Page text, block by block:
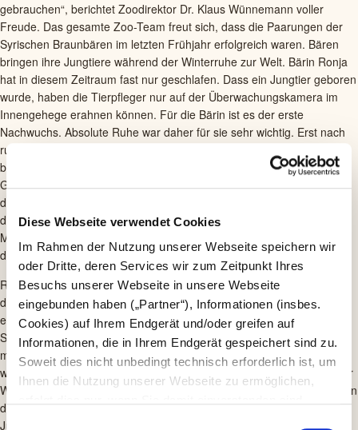
Diese Webseite verwendet Cookies
Im Rahmen der Nutzung unserer Webseite speichern wir
oder Dritte, deren Services wir zum Zeitpunkt Ihres
Besuchs unserer Webseite in unsere Webseite
eingebunden haben („Partner“), Informationen (insbes.
Cookies) auf Ihrem Endgerät und/oder greifen auf
Informationen, die in Ihrem Endgerät gespeichert sind zu.
Soweit dies nicht unbedingt technisch erforderlich ist, um
Ihnen die Nutzung unserer Webseite zu ermöglichen,
gebrauchen“, berichtet Zoodirektor Dr. Klaus Wünnemann voller
Freude. Das gesamte Zoo-Team freut sich, dass die Paarungen der
Syrischen Braunbären im letzten Frühjahr erfolgreich waren. Bären
bringen ihre Jungtiere während der Winterruhe zur Welt. Bärin Ronja
hat in diesem Zeitraum fast nur geschlafen. Dass ein Jungtier geboren
wurde, haben die Tierpfleger nur auf der Überwachungskamera im
Innengehege erahnen können. Für die Bärin ist es der erste
Nachwuchs. Absolute Ruhe war daher für sie sehr wichtig. Erst nach
rund drei Monaten, als Ronja kurz vor Ostern wieder aktiver wurde,
begannen die Tierpfleger, sich den beiden behutsam zu nähern.
Gestern konnte die erste tierärztliche Untersuchung des Jungtieres
durchgeführt werden. Neben der Geschlechtsbestimmung überprüfte
die Zoo-Tierärztin das Gewicht und die junge Bärin erhielt einen
Mikrochip mit ihrer persönlichen Identifikationsnummer. Das Ergebnis
der Untersuchung lautet: Die junge Bärin ist kerngesund!
Revierleiterin im Raubtierrevier, Bianca Weißbarth erklärt: „Wir hoffen,
dass sich die Kleine weiterhin so gut entwickelt. Vielleicht wird sie
eines Tages genau so kräftig und neugierig, wie ihr Vater Martin.“ Der
Syrische Braunbär Martin musste Anfang des Jahres aufgrund von
massiven Arthrosen in beiden Knien eingeschläfert werden. Nur
wenige Wochen später, am 15. Januar 2021 kam sein Nachwuchs zur
Welt. Bärin Ronja wird die Kleine alleine aufziehen. Weißbarth sagt: „In
der Natur treffen sich Bären meist nur zur Paarung. Die
Jungenaufzucht ist allein Sache der Bären-Mütter, dabei spielen die